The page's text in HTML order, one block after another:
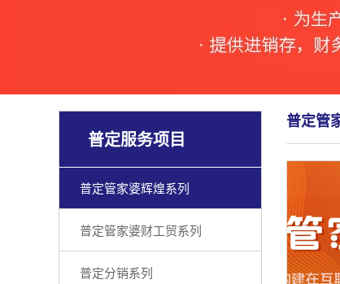
普定服务项目
普定管家婆辉煌系列
普定管家婆财工贸系列
普定分销系列
普定管